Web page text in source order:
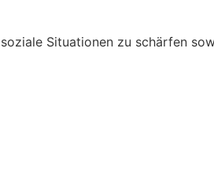
Situationen zu schärfen